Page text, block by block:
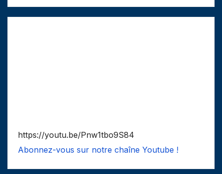
https://youtu.be/Pnw1tbo9S84
Abonnez-vous sur notre chaîne Youtube !